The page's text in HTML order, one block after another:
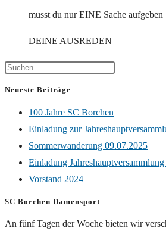
musst du nur EINE Sache aufgeben
DEINE AUSREDEN
Neueste Beiträge
100 Jahre SC Borchen
Einladung zur
Sommerwanderung 09.07.2025
Einladung
Vorstand 2024
SC Borchen Damensport
An fünf Tagen der Woche bieten wir